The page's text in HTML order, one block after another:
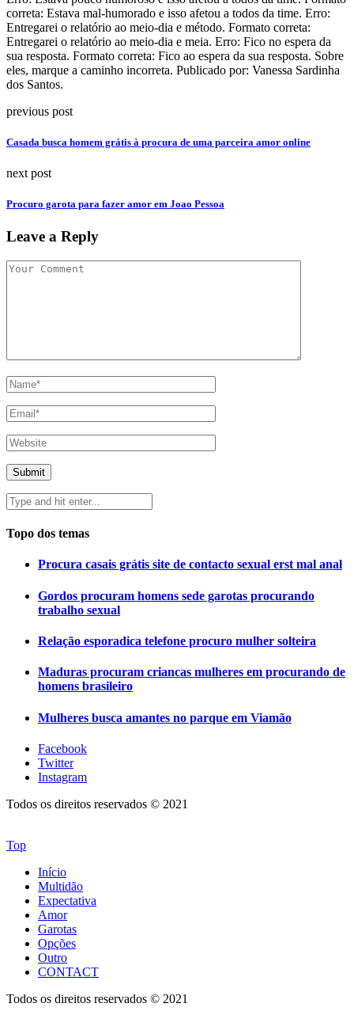
correta: Estava mal-humorado e isso afetou a todos da time. Erro:
Entregarei o relatório ao meio-dia e método. Formato correta:
Entregarei o relatório ao meio-dia e meia. Erro: Fico no espera da
sua resposta. Formato correta: Fico ao espera da sua resposta. Sobre
eles, marque a caminho incorreta. Publicado por: Vanessa Sardinha
dos Santos.
previous post
Casada busca homem grátis à procura de uma parceira amor online
next post
Procuro garota para fazer amor em Joao Pessoa
Leave a Reply
Topo dos temas
Procura casais grátis site de contacto sexual erst mal anal
Gordos procuram homens sede garotas procurando
trabalho sexual
Relação esporadica telefone procuro mulher solteira
Maduras procuram criancas mulheres em procurando de
homens brasileiro
Mulheres busca amantes no parque em Viamão
Facebook
Twitter
Instagram
Todos os direitos reservados © 2021
Top
Início
Multidão
Expectativa
Amor
Garotas
Opções
Outro
CONTACT
Todos os direitos reservados © 2021